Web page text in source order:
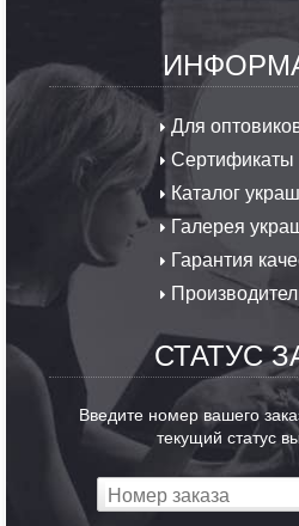
Для
Сертификаты
Каталог
Галерея
Гарантия
СТАТУС
Введите номер вашего
текущий статус